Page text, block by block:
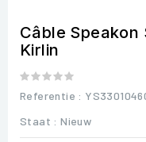
Câble
Kirlin
Referentie :
Staat : Nieuw